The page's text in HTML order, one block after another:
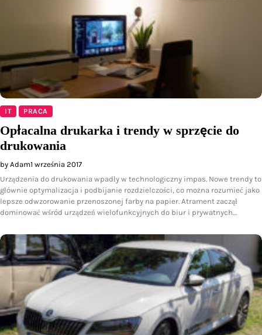
IT PRACA
Opłacalna drukarka i trendy w sprzęcie do
drukowania
by Adam1 września 2017
Urządzenia do drukowania wpadły w technologiczny impas. Nowe trendy to
głównie optymalizacja i podbijanie rozdzielczości, co można rozumieć jako
lepsze odwzorowanie przenoszonej farby na papier. Atrament zaczął
dominować wśród urządzeń wielofunkcyjnych do biur i prywatnych…